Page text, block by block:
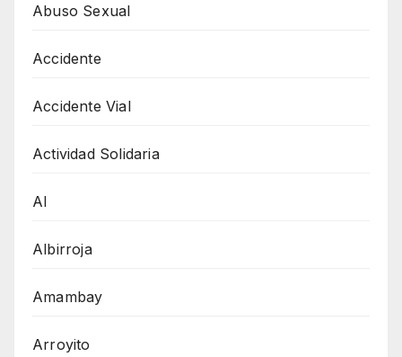
Abuso Sexual
Accidente
Accidente Vial
Actividad Solidaria
AI
Albirroja
Amambay
Arroyito